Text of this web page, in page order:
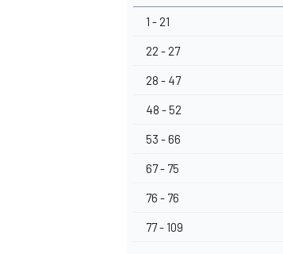
1 - 21
22 - 27
28 - 47
48 - 52
53 - 66
67 - 75
76 - 76
77 - 109